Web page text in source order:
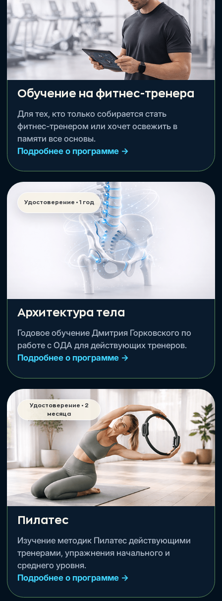
Работа с осанкой
Дмитрий Горковский.
Подробнее о программе →
Дмитрий Горковский.
Подробнее о программе →
Нестабильные поверхности
Александр Мироненко.
Подробнее о программе →
Миофасциальный релиз
Александр Мироненко.
Подробнее о программе →
Оформить • 2 999 ₽
Оформить • 2 999 ₽
Оформить • 2 999 ₽